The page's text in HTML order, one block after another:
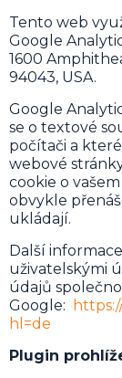
Tento web
Google
1600
94043, USA.
Google
se o textové
počítači a
webové
cookie o
obvykle
ukládají.
Další
uživatelskými
údajů
Google:
hl=de
Plugin